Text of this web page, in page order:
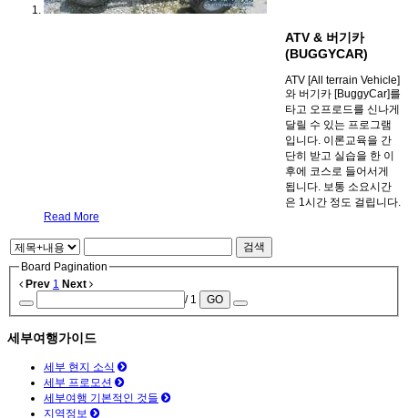
ATV & 버기카
(BUGGYCAR)
ATV [All terrain Vehicle]
와 버기카 [BuggyCar]를
타고 오프로드를 신나게
달릴 수 있는 프로그램
입니다. 이론교육을 간
단히 받고 실습을 한 이
후에 코스로 들어서게
됩니다. 보통 소요시간
은 1시간 정도 걸립니다.
Read More
검색
Board Pagination
Prev 1 Next
/ 1
GO
세부여행가이드
세부 현지 소식
세부 프로모션
세부여행 기본적인 것들
지역정보